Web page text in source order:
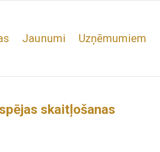
Jaunumi Uzņēmumiem
skaitļošanas